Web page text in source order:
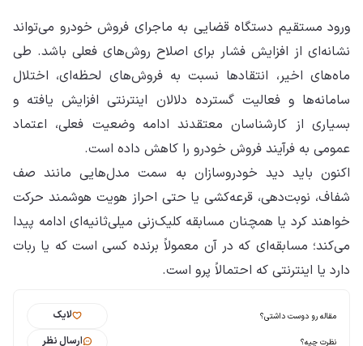
ورود مستقیم دستگاه قضایی به ماجرای فروش خودرو می‌تواند
نشانه‌ای از افزایش فشار برای اصلاح روش‌های فعلی باشد. طی
ماه‌های اخیر، انتقادها نسبت به فروش‌های لحظه‌ای، اختلال
سامانه‌ها و فعالیت گسترده دلالان اینترنتی افزایش یافته و
بسیاری از کارشناسان معتقدند ادامه وضعیت فعلی، اعتماد
عمومی به فرآیند فروش خودرو را کاهش داده است.
اکنون باید دید خودروسازان به سمت مدل‌هایی مانند صف
شفاف، نوبت‌دهی، قرعه‌کشی یا حتی احراز هویت هوشمند حرکت
خواهند کرد یا همچنان مسابقه کلیک‌زنی میلی‌ثانیه‌ای ادامه پیدا
می‌کند؛ مسابقه‌ای که در آن معمولاً برنده کسی است که یا ربات
دارد یا اینترنتی که احتمالاً پرو است.
مقاله رو دوست داشتی؟ لایک
نظرت چیه؟ ارسال نظر